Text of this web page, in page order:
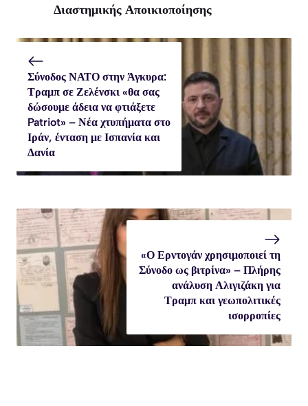
Διαστημικής Αποικιοποίησης
Σύνοδος ΝΑΤΟ στην Άγκυρα:
Τραμπ σε Ζελένσκι «θα σας
δώσουμε άδεια να φτιάξετε
Patriot» – Νέα χτυπήματα στο
Ιράν, ένταση με Ισπανία και
Δανία
«Ο Ερντογάν χρησιμοποιεί τη
Σύνοδο ως βιτρίνα» – Πλήρης
ανάλυση Αλιγιζάκη για
Τραμπ και γεωπολιτικές
ισορροπίες